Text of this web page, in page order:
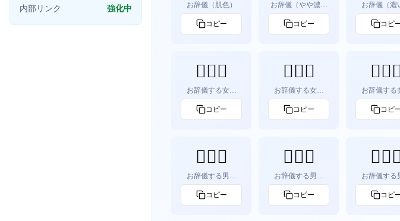
内部リンク
強化中 お辞儀（肌色）
コピー
お辞儀（やや濃い
肌色）
コピー
お辞儀（濃
色）
コピ
🙇🏽‍♀️
お辞儀する女性
（肌色）
コピー
🙇🏾‍♀️
お辞儀する女性
（やや濃い肌色）
コピー
お辞儀する
（濃い肌
コピ
🙇🏽‍♂️
お辞儀する男性
（肌色）
コピー
🙇🏾‍♂️
お辞儀する男性
（やや濃い肌色）
コピー
お辞儀する
（濃い肌
コピ